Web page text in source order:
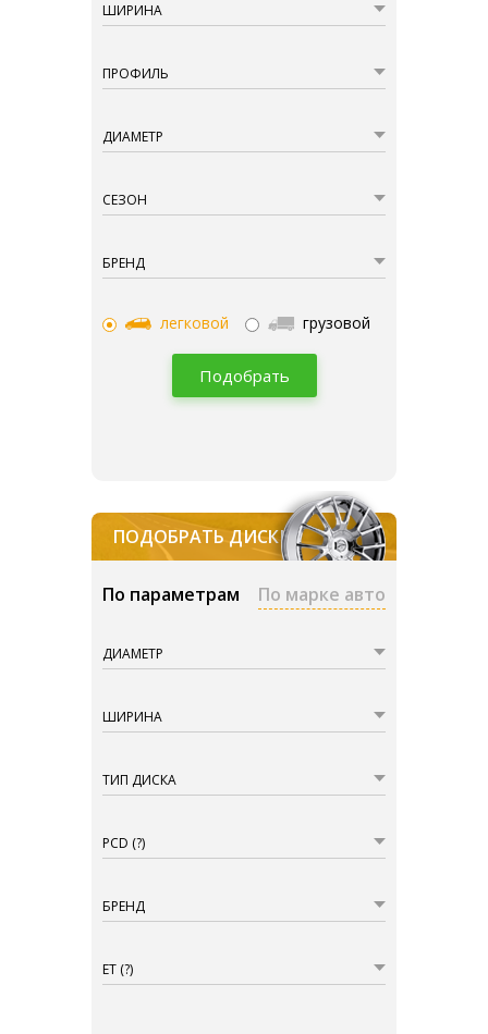
ШИРИНА
ПРОФИЛЬ
ДИАМЕТР
СЕЗОН
БРЕНД
легковой грузовой
Подобрать
ПОДОБРАТЬ ДИСКИ
По параметрам По марке авто
ДИАМЕТР
ШИРИНА
ТИП ДИСКА
PCD (?)
БРЕНД
ET (?)